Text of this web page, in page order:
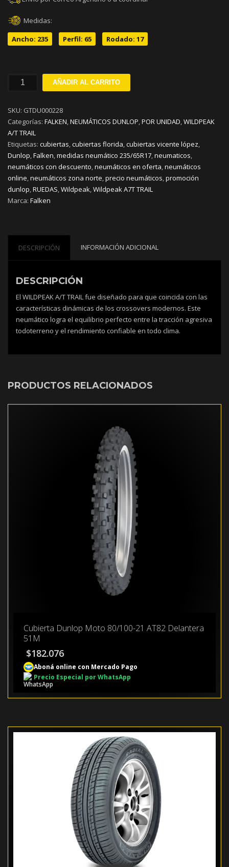
Medidas:
Ancho: 235
Perfil: 65 Rodado: 17
235/65R17
A/T
TRAIL
H108
cantidad
AÑADIR AL CARRITO
SKU: GTDU000228
Categorías: FALKEN,NEUMÁTICOS DUNLOP,POR UNIDAD,WILDPEAK
A/T TRAIL
Etiquetas: cubiertas,cubiertas florida,cubiertas vicente lópez,
Dunlop,Falken,medidas neumático 235/65R17,neumaticos,
neumáticos con descuento,neumáticos en oferta,neumáticos
online,neumáticos zona norte,precio neumáticos,promoción
dunlop,RUEDAS,Wildpeak,Wildpeak A7T TRAIL
Marca: Falken
DESCRIPCIÓN INFORMACIÓN ADICIONAL
DESCRIPCIÓN
El WILDPEAK A/T TRAIL fue diseñado para que coincida con las
características dinámicas de los crossovers modernos. Este
neumático logra el equilibrio perfecto entre la tracción agresiva
todoterreno y el rendimiento confiable en todo clima.
PRODUCTOS RELACIONADOS
Cubierta Dunlop Moto 80/100-21 AT82 Delantera
51M
$182.076
Aboná online con Mercado Pago
Precio Especial por WhatsApp